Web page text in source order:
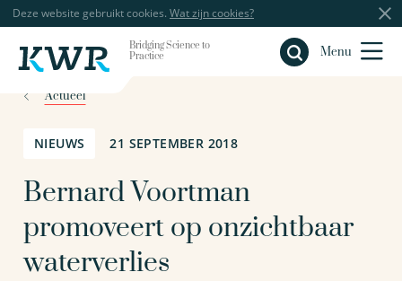
Deze website gebruikt cookies. Wat zijn cookies?
Bridging Science to
Practice
Menu
Sluiten
Actueel
NIEUWS 21 SEPTEMBER 2018
Bernard Voortman
promoveert op onzichtbaar
waterverlies